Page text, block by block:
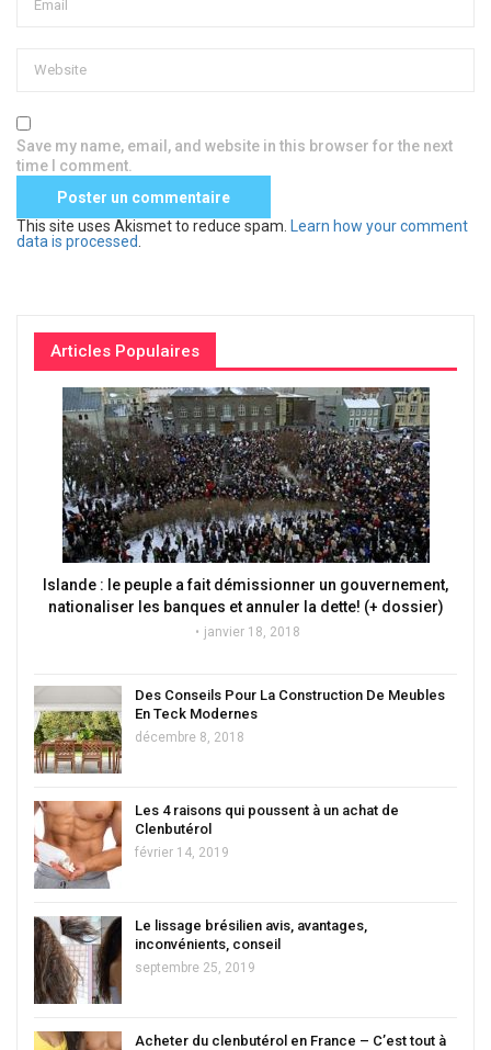
Save my name, email, and website in this browser for the next
time I comment.
This site uses Akismet to reduce spam.
Learn how your comment
data is processed
Articles Populaires
Islande : le peuple a fait démissionner un gouvernement,
nationaliser les banques et annuler la dette! (+ dossier)
janvier 18, 2018
Des Conseils Pour La Construction De Meubles
En Teck Modernes
décembre 8, 2018
Les 4 raisons qui poussent à un achat de
Clenbutérol
février 14, 2019
Le lissage brésilien avis, avantages,
inconvénients, conseil
septembre 25, 2019
Acheter du clenbutérol en France – C’est tout à